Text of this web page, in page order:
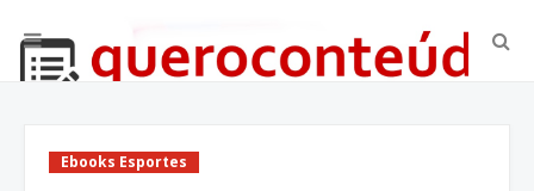
Ebooks Esportes